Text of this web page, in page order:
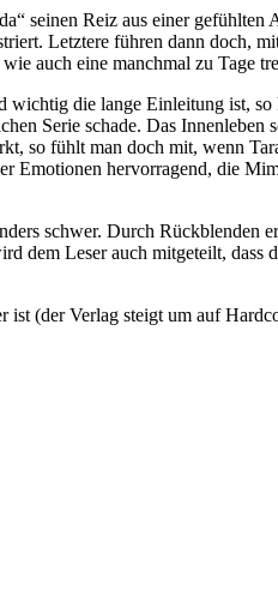
seinen Reiz aus einer
Letztere führen dann doch,
auch eine manchmal zu Tage
die lange Einleitung ist,
Serie schade. Das
so fühlt man doch mit, wenn
Emotionen hervorragend, die
schwer. Durch Rückblenden
dem Leser auch mitgeteilt, dass
(der Verlag steigt um auf